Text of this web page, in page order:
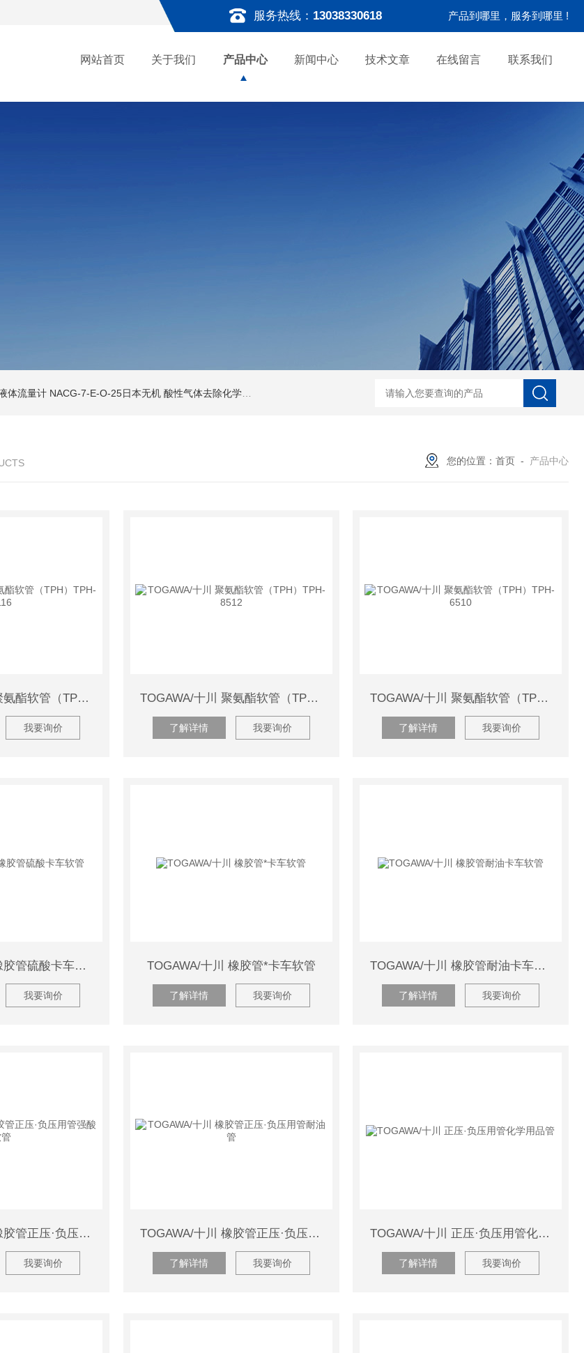
服务热线： 13038330618 产品到哪里，服务到哪里 !
网站首页 关于我们 产品中心 新闻中心 技术文章 在线留言 联系我们
体流量计 NACG-7-E-O-25日本无机 酸性气体去除化学滤芯 NECS-7-E-B-25日本无机 酸性气体去除化学滤芯 NECS-7-E-A-25日本无
您的位置： 首页 - 产品中心
TOGAWA/十川 聚氨酯软管（TPH）TPH-1116
我要询价
TOGAWA/十川 聚氨酯软管（TPH）TPH-8512
了解详情 我要询价
TOGAWA/十川 聚氨酯软管（TPH）TPH-6510
了解详情 我要询价
TOGAWA/十川 橡胶管硫酸卡车软管
我要询价
TOGAWA/十川 橡胶管*卡车软管
了解详情 我要询价
TOGAWA/十川 橡胶管耐油卡车软管
了解详情 我要询价
TOGAWA/十川 橡胶管正压·负压用管强酸软管
我要询价
TOGAWA/十川 橡胶管正压·负压用管耐油管
了解详情 我要询价
TOGAWA/十川 正压·负压用管化学用品管
了解详情 我要询价